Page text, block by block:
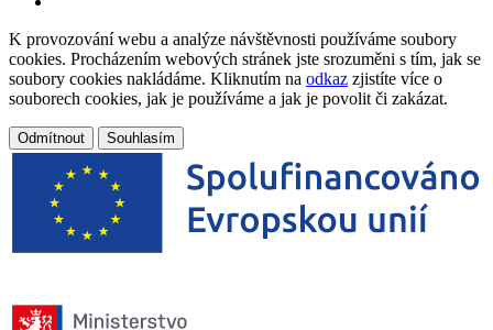
K provozování webu a analýze návštěvnosti používáme soubory
cookies. Procházením webových stránek jste srozuměni s tím, jak se
soubory cookies nakládáme. Kliknutím na odkaz zjistíte více o
souborech cookies, jak je používáme a jak je povolit či zakázat.
Odmítnout Souhlasím